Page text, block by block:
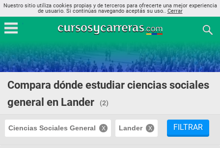
Nuestro sitio utiliza cookies propias y de terceros para ofrecerte una mejor experiencia
de usuario. Si continúas navegando aceptás su uso.. Cerrar
Compara dónde estudiar ciencias sociales
general en Lander
(2)
Ciencias Sociales General Lander FILTRAR